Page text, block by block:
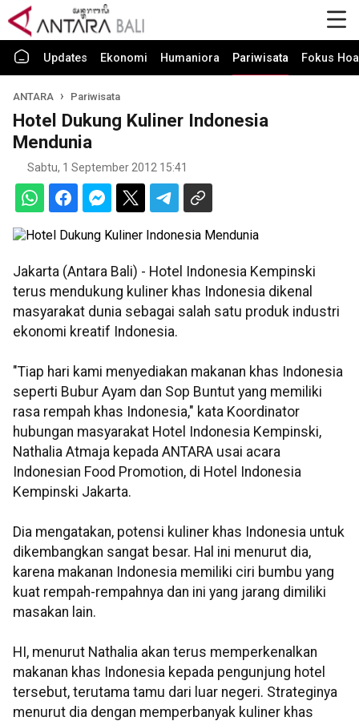
Updates Ekonomi Humaniora Pariwisata Fokus
ANTARA Pariwisata
Hotel Dukung Kuliner Indonesia
Mendunia
Sabtu, 1 September 2012 15:41
Jakarta (Antara Bali) - Hotel Indonesia Kempinski
terus mendukung kuliner khas Indonesia dikenal
masyarakat dunia sebagai salah satu produk industri
ekonomi kreatif Indonesia.
"Tiap hari kami menyediakan makanan khas Indonesia
seperti Bubur Ayam dan Sop Buntut yang memiliki
rasa rempah khas Indonesia," kata Koordinator
hubungan masyarakat Hotel Indonesia Kempinski,
Nathalia Atmaja kepada ANTARA usai acara
Indonesian Food Promotion, di Hotel Indonesia
Kempinski Jakarta.
Dia mengatakan, potensi kuliner khas Indonesia untuk
dikembangkan sangat besar. Hal ini menurut dia,
karena makanan Indonesia memiliki ciri bumbu yang
kuat rempah-rempahnya dan ini yang jarang dimiliki
masakan lain.
HI, menurut Nathalia akan terus memperkenalkan
makanan khas Indonesia kepada pengunjung hotel
tersebut, terutama tamu dari luar negeri. Strateginya
menurut dia dengan memperbanyak kuliner khas